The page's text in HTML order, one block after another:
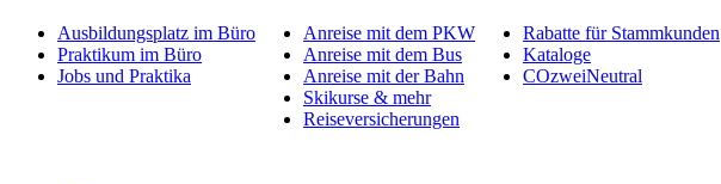
Ausbildungsplatz im Büro
Praktikum im Büro
Jobs und Praktika
Anreise mit dem PKW
Anreise mit dem Bus
Anreise mit der Bahn
Skikurse & mehr
Reiseversicherungen
Rabatte für Stammkunden
Kataloge
COzweiNeutral